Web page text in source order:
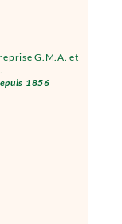
G.M.A. et
1856